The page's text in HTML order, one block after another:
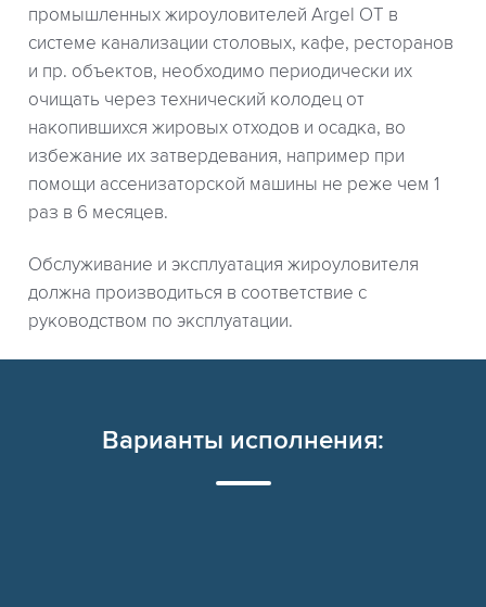
промышленных жироуловителей Argel OT в
системе канализации столовых, кафе, ресторанов
и пр. объектов, необходимо периодически их
очищать через технический колодец от
накопившихся жировых отходов и осадка, во
избежание их затвердевания, например при
помощи ассенизаторской машины не реже чем 1
раз в 6 месяцев.
Обслуживание и эксплуатация жироуловителя
должна производиться в соответствие с
руководством по эксплуатации.
Варианты исполнения: